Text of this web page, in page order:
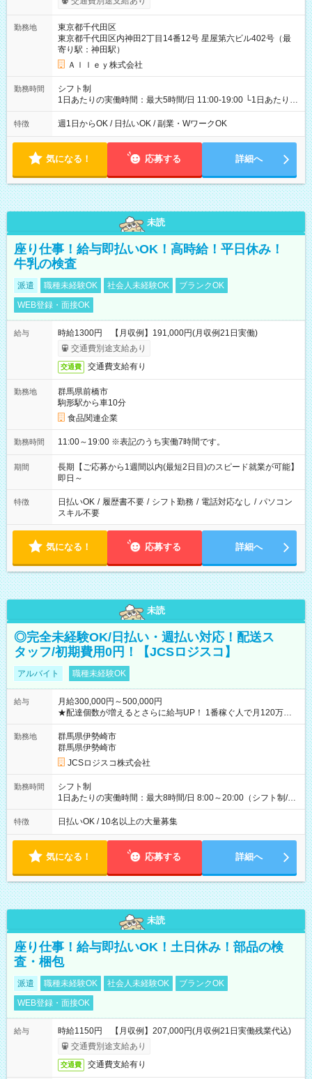
勤務地
東京都千代田区
東京都千代田区内神田2丁目14番12号 星屋第六ビル402号（最
寄り駅：神田駅）
Ａｌｌｅｙ株式会社
勤務時間
シフト制
1日あたりの実働時間：最大5時間/日 11:00-19:00 └1日あたりの
実働時間：1-5時間 └上記の時間帯内であれば、いつでも勤務可
能！ └平日・土曜日の中で、お好きな曜日でご勤務いただけま
18:00 などのように、自由な働き方が可能なお仕事です！
特徴 週1日からOK / 日払いOK / 副業・WワークOK
気になる！ 応募する 詳細へ
未読
座り仕事！給与即払いOK！高時給！平日休み！
牛乳の検査
派遣 職種未経験OK 社会人未経験OK
ブランクOK
WEB登録・面接OK
給与
時給1300円 【月収例】191,000円(月収例21日実働)
交通費別途支給あり
交通費 交通費支給有り
勤務地
群馬県前橋市
駒形駅から車10分
食品関連企業
勤務時間 11:00～19:00 ※表記のうち実働7時間です。
期間
長期【ご応募から1週間以内(最短2日目)のスピード就業が可能】
即日～
特徴 日払いOK / 履歴書不要 / シフト勤務 / 電話対応なし / パソコン
スキル不要
気になる！ 応募する 詳細へ
未読
◎完全未経験OK/日払い・週払い対応！配送ス
タッフ/初期費用0円！【JCSロジスコ】
アルバイト 職種未経験OK
給与
月給300,000円～500,000円
★配達個数が増えるとさらに給与UP！ 1番稼ぐ人で月120万ほ
ど！ ・主要都市エリア 月収55万円／週5日稼働 月収65万~112
万円／週6日稼働 ・地方郊外エリア 月収40万円／週5日稼働 月
収40万円~50万円／週6日稼働 ＜モデルイメージ＞ ■月収50万
円 (27歳男性/江東区在住)※元建築関係 1日150個配達×25日勤務
(日休み) ■月収80万円(43歳男性/墨田区在住)※元営業 1日200個
勤務地
群馬県伊勢崎市
群馬県伊勢崎市
JCSロジスコ株式会社
勤務時間
シフト制
1日あたりの実働時間：最大8時間/日 8:00～20:00（シフト制/実
働8時間） ※週5日勤務（場所次第では週4も有り） ※配達状況
によって時間外での勤務可能性有り ※案件により多少の前後あ
特徴 日払いOK / 10名以上の大量募集
気になる！ 応募する 詳細へ
未読
座り仕事！給与即払いOK！土日休み！部品の検
査・梱包
派遣 職種未経験OK 社会人未経験OK
ブランクOK
WEB登録・面接OK
給与
時給1150円 【月収例】207,000円(月収例21日実働残業代込)
交通費別途支給あり
交通費 交通費支給有り